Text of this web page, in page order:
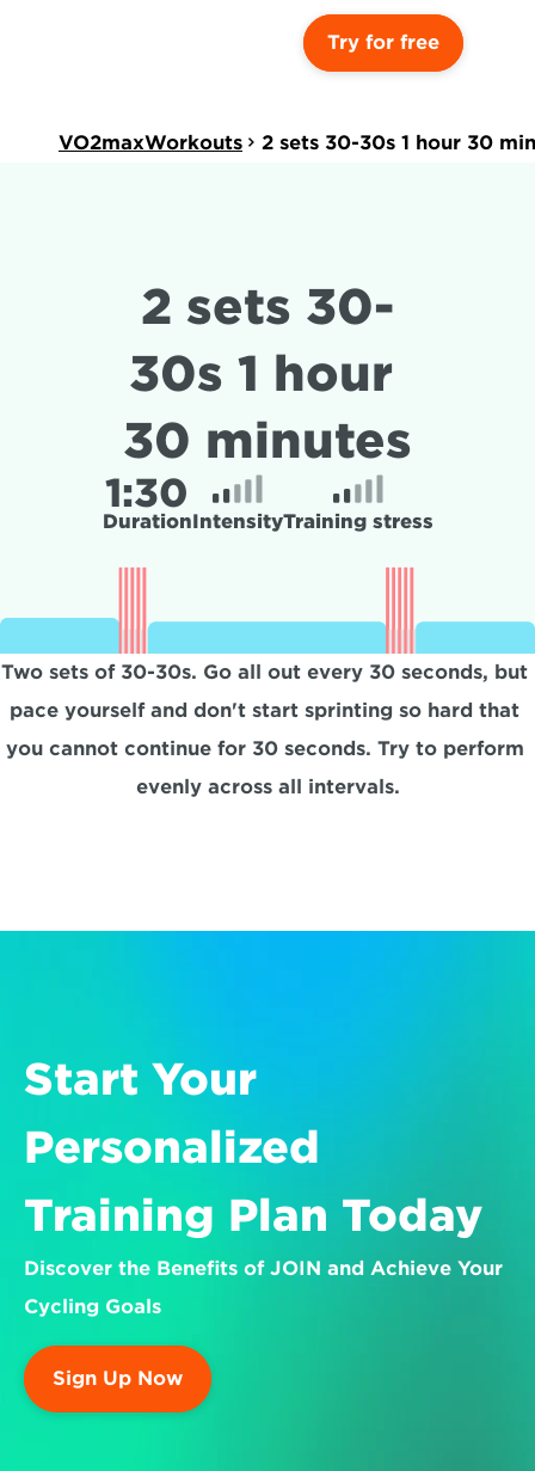
Try for free
VO2maxWorkouts 2 sets 30-30s 1 hour 30
2 sets 30-
30s 1 hour
30 minutes
1:30
DurationIntensityTraining stress
Two sets of 30-30s. Go all out every 30 seconds, but
pace yourself and don't start sprinting so hard that
you cannot continue for 30 seconds. Try to perform
evenly across all intervals.
Start Your
Personalized
Training Plan Today
Discover the Benefits of JOIN and Achieve Your
Cycling Goals
Sign Up Now